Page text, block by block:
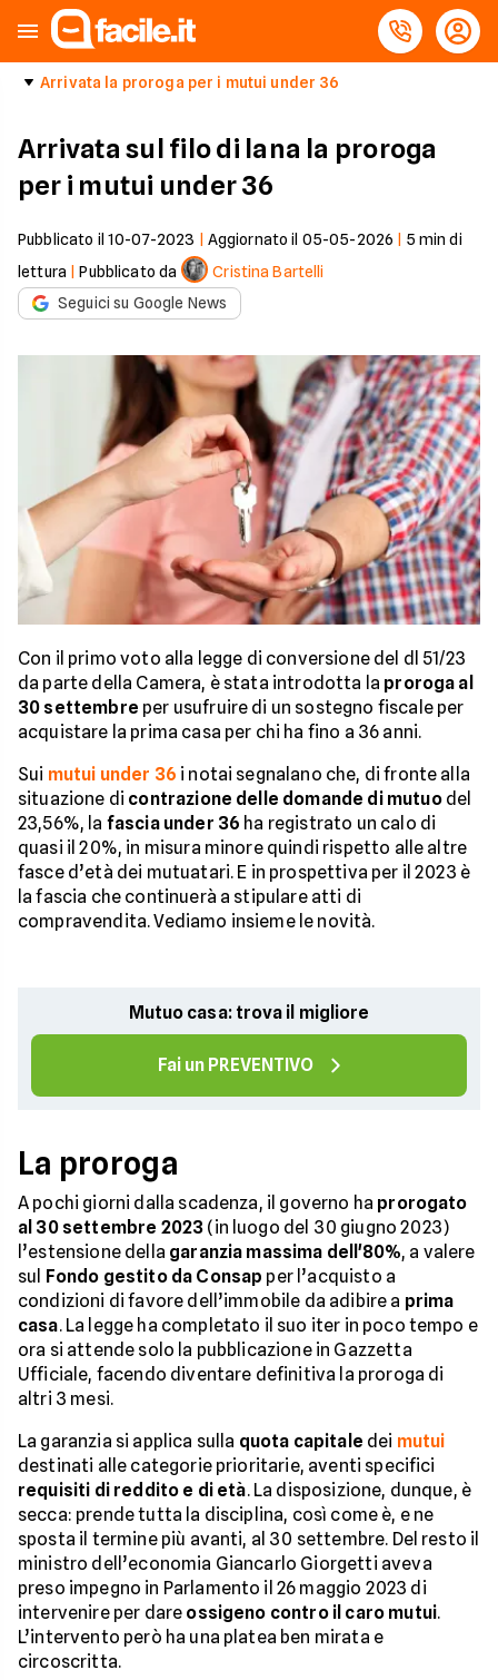
Arrivata la proroga per i mutui under 36
Arrivata sul filo di lana la proroga
per i mutui under 36
Pubblicato il 10-07-2023 Aggiornato il 05-05-2026 5 min di
lettura |Pubblicato da
Cristina Bartelli
Seguici su Google News
Con il primo voto alla legge di conversione del dl 51/23
da parte della Camera, è stata introdotta la proroga al
30 settembre per usufruire di un sostegno fiscale per
acquistare la prima casa per chi ha fino a 36 anni.
Sui mutui under 36 i notai segnalano che, di fronte alla
situazione di contrazione delle domande di mutuodel
23,56%, la fascia under 36 ha registrato un calo di
quasi il 20%, in misura minore quindi rispetto alle altre
fasce d’età dei mutuatari. E in prospettiva per il 2023 è
la fascia che continuerà a stipulare atti di
compravendita. Vediamo insieme le novità.
Mutuo casa: trova il migliore
Fai un PREVENTIVO
La proroga
A pochi giorni dalla scadenza, il governo ha prorogato
al 30 settembre 2023 (in luogo del 30 giugno 2023)
l’estensione della garanzia massima dell'80%, a valere
sul
Fondo gestito da Consap per l’acquisto a
condizioni di favore dell’immobile da adibire a prima
casa. La legge ha completato il suo iter in poco tempo e
ora si attende solo la pubblicazione in Gazzetta
Ufficiale, facendo diventare definitiva la proroga di
altri 3 mesi.
La garanzia si applica sulla quota capitale dei mutui
destinati alle categorie prioritarie, aventi specifici
requisiti di reddito e di età. La disposizione, dunque, è
secca: prende tutta la disciplina, così come è, e ne
sposta il termine più avanti, al 30 settembre. Del resto il
ministro dell’economia Giancarlo Giorgetti aveva
preso impegno in Parlamento il 26 maggio 2023 di
intervenire per dare ossigeno contro il caro mutui.
L’intervento però ha una platea ben mirata e
circoscritta.